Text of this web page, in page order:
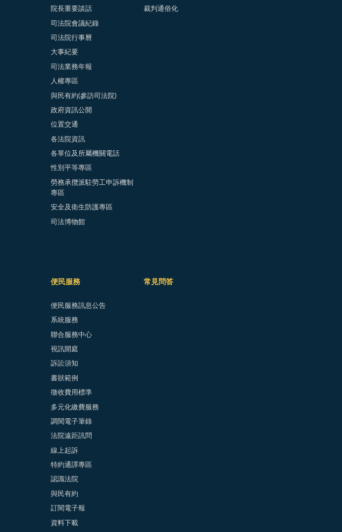
院長重要談話
司法院會議紀錄
司法院行事曆
大事紀要
司法業務年報
人權專區
與民有約(參訪司法院)
政府資訊公開
位置交通
各法院資訊
各單位及所屬機關電話
性別平等專區
勞務承攬派駐勞工申訴機制
專區
安全及衛生防護專區
司法博物館
裁判通俗化
便民服務
便民服務訊息公告
系統服務
聯合服務中心
視訊開庭
訴訟須知
書狀範例
徵收費用標準
多元化繳費服務
調閱電子筆錄
法院遠距訊問
線上起訴
特約通譯專區
認識法院
與民有約
訂閱電子報
資料下載
常見問答